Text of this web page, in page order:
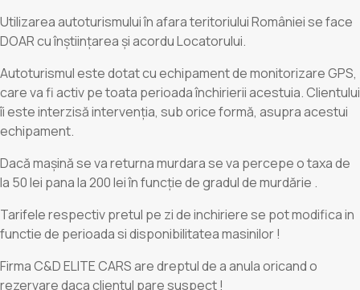
Utilizarea autoturismului în afara teritoriului României se face
DOAR cu înștiințarea și acordu Locatorului.
Autoturismul este dotat cu echipament de monitorizare GPS,
care va fi activ pe toata perioada închirierii acestuia. Clientului
îi este interzisă intervenția, sub orice formă, asupra acestui
echipament.
Dacă mașină se va returna murdara se va percepe o taxa de
la 50 lei pana la 200 lei în funcție de gradul de murdărie .
Tarifele respectiv pretul pe zi de inchiriere se pot modifica in
functie de perioada si disponibilitatea masinilor !
Firma C&D ELITE CARS are dreptul de a anula oricand o
rezervare daca clientul pare suspect !